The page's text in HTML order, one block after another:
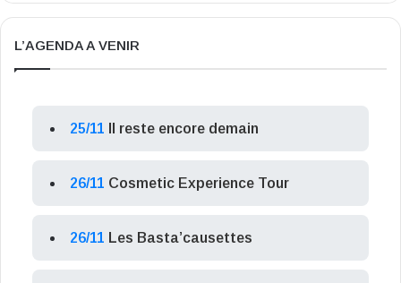
L’AGENDA A VENIR
25/11 Il reste encore demain
26/11 Cosmetic Experience Tour
26/11 Les Basta’causettes